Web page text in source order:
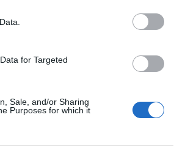
for Targeted
Sale, and/or Sharing
Purposes for which it
loppui bikineistä?
katseet rannalla